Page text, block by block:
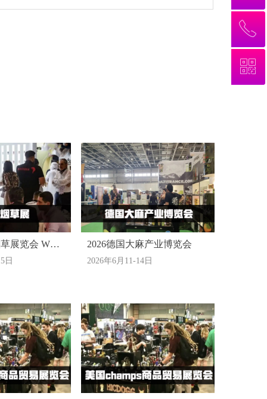
展览会 WT
日
2026德国大麻产业博览会
2026年6月11-14日
回到顶部
ꂅ
13241918805
ꀥ
回到顶部
ꂅ
13241918805
ꀥ